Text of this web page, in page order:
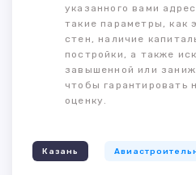
указанного вами
такие параметры, как
стен, наличие
постройки, а также
завышенной или
чтобы гарантировать
оценку.
Казань